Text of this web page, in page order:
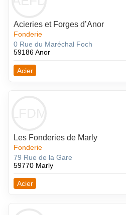
Acieries et Forges d’Anor
Fonderie
0 Rue du Maréchal Foch
59186 Anor
Acier
Les Fonderies de Marly
Fonderie
79 Rue de la Gare
59770 Marly
Acier